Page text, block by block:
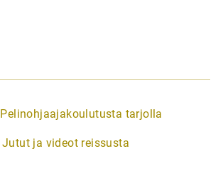
Pelinohjaajakoulutusta tarjolla
Jutut ja videot reissusta